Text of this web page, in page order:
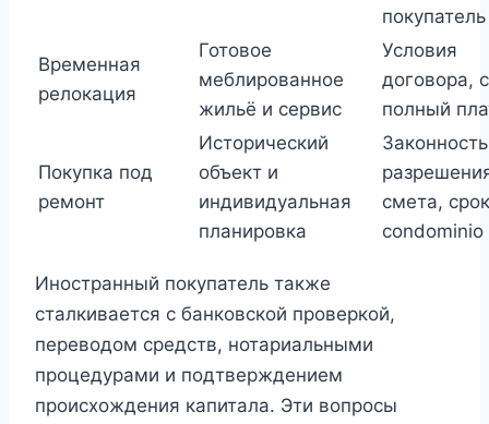
покупатель
Временная
релокация
Готовое
меблированное
жильё и сервис
Условия
договора,
полный
Покупка под
ремонт
Исторический
объект и
индивидуальная
планировка
смета,
condominio
Иностранный покупатель также
сталкивается с банковской проверкой,
переводом средств, нотариальными
процедурами и подтверждением
происхождения капитала. Эти вопросы